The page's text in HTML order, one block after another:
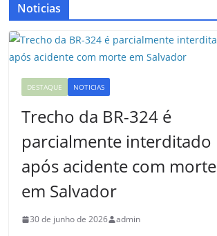
Noticias
DESTAQUE NOTICIAS
Trecho da BR-324 é
parcialmente interditado
após acidente com morte
em Salvador
30 de junho de 2026 admin